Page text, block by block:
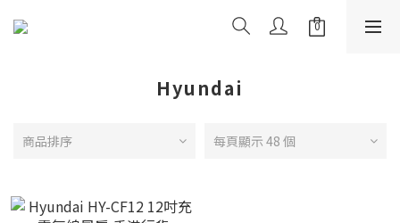
Hyundai
商品排序 每頁顯示 48 個